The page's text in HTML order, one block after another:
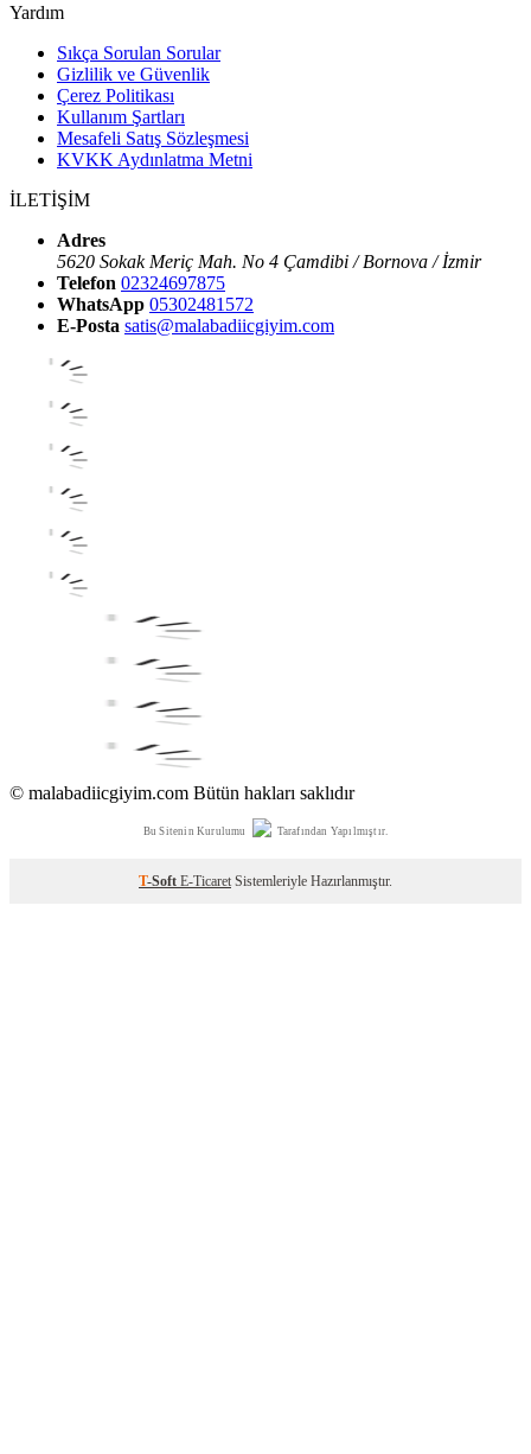
Yardım
Sıkça Sorulan Sorular
Gizlilik ve Güvenlik
Çerez Politikası
Kullanım Şartları
Mesafeli Satış Sözleşmesi
KVKK Aydınlatma Metni
İLETİŞİM
Adres
5620 Sokak Meriç Mah. No 4 Çamdibi / Bornova / İzmir
Telefon 02324697875
WhatsApp 05302481572
E-Posta satis@malabadiicgiyim.com
© malabadiicgiyim.com Bütün hakları saklıdır
Bu Sitenin Kurulumu Tarafından Yapılmıştır.
T-Soft E-Ticaret Sistemleriyle Hazırlanmıştır.